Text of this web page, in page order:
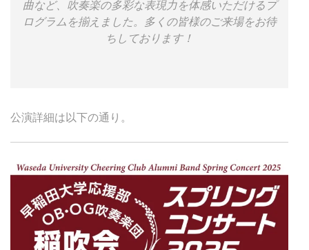
曲など、吹奏楽の多彩な表現力を体感いただけるプ
ログラムを揃えました。多くの皆様のご来場をお待
ちしております！
公演詳細は以下の通り。